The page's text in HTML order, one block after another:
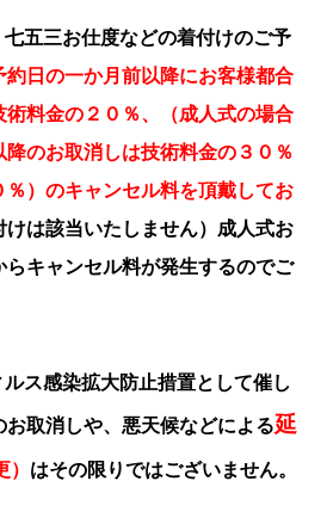
五三お仕度などの着付けのご予
約日の一か月前以降にお客様都合
料金の２０％、（成人式の場合
のお取消しは技術料金の３０％
％）のキャンセル料を頂戴してお
けは該当いたしません）成人式お
キャンセル料が発生するのでご
ス感染拡大防止措置として催し
取消しや、悪天候などによる延
はその限りではございません。